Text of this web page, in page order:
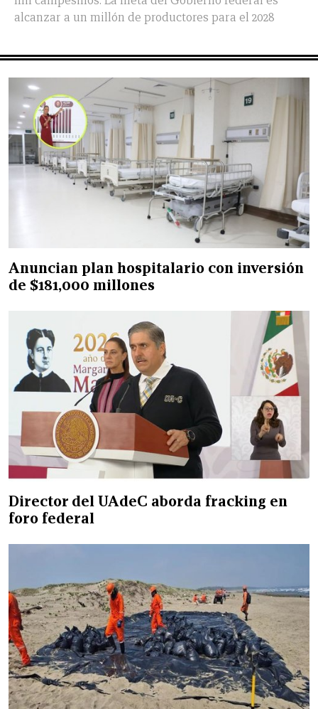
alcanzar a un millón de productores para el 2028
Anuncian plan hospitalario con inversión
de $181,000 millones
Director del UAdeC aborda fracking en
foro federal